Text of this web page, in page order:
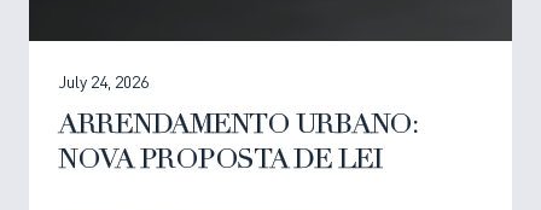
July 24, 2026
ARRENDAMENTO URBANO:
NOVA PROPOSTA DE LEI